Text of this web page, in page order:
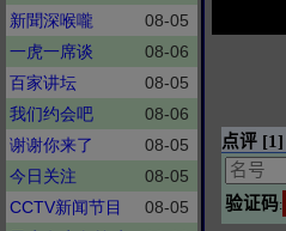
新聞深喉嚨
08-05
一虎一席谈
08-06
百家讲坛
08-05
我们约会吧
08-06
谢谢你来了
08-05
今日关注
08-05
CCTV新闻节目
08-05